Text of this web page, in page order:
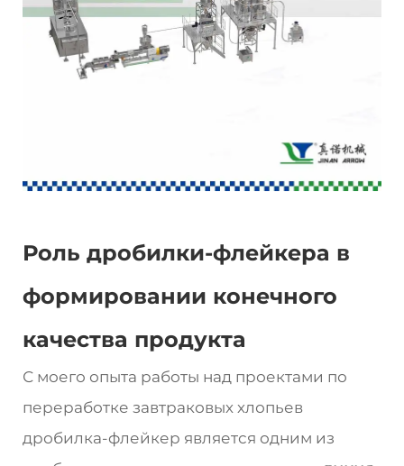
Роль дробилки-флейкера в
формировании конечного
качества продукта
С моего опыта работы над проектами по
переработке завтраковых хлопьев
дробилка-флейкер является одним из